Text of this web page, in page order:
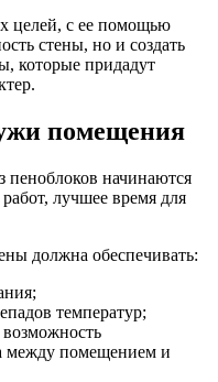
целей, с ее помощью
стены, но и создать
которые придадут
помещения
пеноблоков начинаются
лучшее время для
должна обеспечивать:
температур;
между помещением и